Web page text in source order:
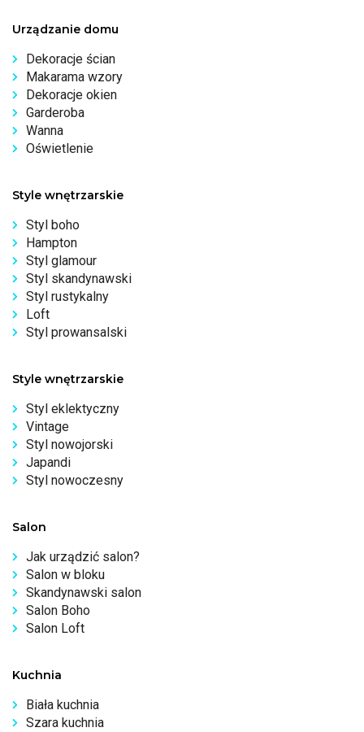
Urządzanie domu
Dekoracje ścian
Makarama wzory
Dekoracje okien
Garderoba
Wanna
Oświetlenie
Style wnętrzarskie
Styl boho
Hampton
Styl glamour
Styl skandynawski
Styl rustykalny
Loft
Styl prowansalski
Style wnętrzarskie
Styl eklektyczny
Vintage
Styl nowojorski
Japandi
Styl nowoczesny
Salon
Jak urządzić salon?
Salon w bloku
Skandynawski salon
Salon Boho
Salon Loft
Kuchnia
Biała kuchnia
Szara kuchnia